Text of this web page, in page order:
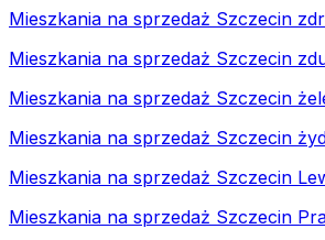
Mieszkania na sprzedaż Szczecin
Mieszkania na sprzedaż Szczecin
Mieszkania na sprzedaż Szczecin
Mieszkania na sprzedaż Szczecin
Mieszkania na sprzedaż Szczecin
Mieszkania na sprzedaż Szczecin